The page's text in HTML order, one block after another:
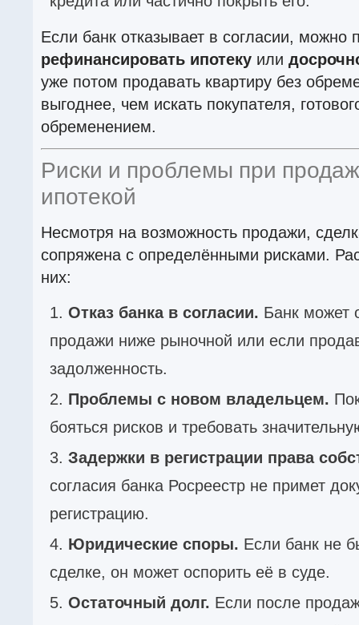
Если банк отказывает в согласии, можно
рефинансировать ипотеку или
уже потом продавать квартиру без
выгоднее, чем искать покупателя,
обременением.
Риски и проблемы при
ипотекой
Несмотря на возможность продажи,
сопряжена с определёнными рисками.
них:
Отказ банка в согласии. Банк может
продажи ниже рыночной или если
задолженность.
Проблемы с новом владельцем.
бояться рисков и требовать
Задержки в регистрации права
согласия банка Росреестр не примет
регистрацию.
Юридические споры. Если банк не
сделке, он может оспорить её в суде.
Остаточный долг. Если после